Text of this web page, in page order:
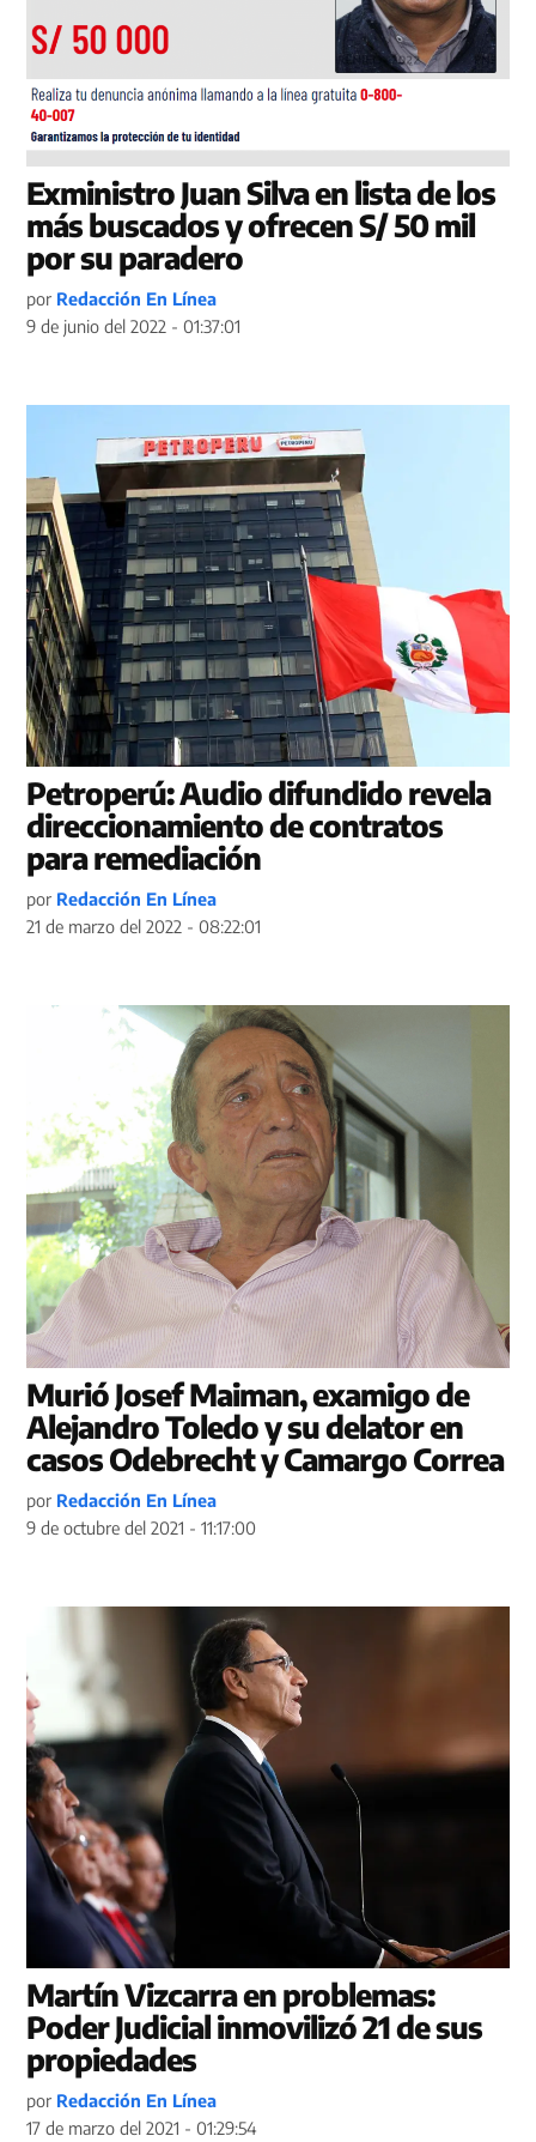
Exministro Juan Silva en lista de los
más buscados y ofrecen S/ 50 mil
por su paradero
por Redacción En Línea
9 de junio del 2022 - 01:37:01
Petroperú: Audio difundido revela
direccionamiento de contratos
para remediación
por Redacción En Línea
21 de marzo del 2022 - 08:22:01
Murió Josef Maiman, examigo de
Alejandro Toledo y su delator en
casos Odebrecht y Camargo Correa
por Redacción En Línea
9 de octubre del 2021 - 11:17:00
Martín Vizcarra en problemas:
Poder Judicial inmovilizó 21 de sus
propiedades
por Redacción En Línea
17 de marzo del 2021 - 01:29:54